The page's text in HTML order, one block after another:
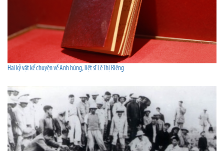
Hai kỷ vật kể chuyện về Anh hùng, liệt sĩ Lê Thị Riêng